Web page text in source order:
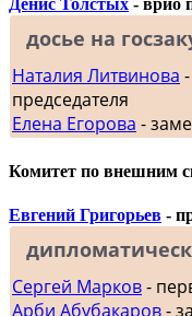
Денис Толстых - врио
досье на
Наталия Литвинова
председателя
Елена Егорова -
Комитет по внешним
Евгений Григорьев -
Сергей Марков-
Арби Абубакаров-